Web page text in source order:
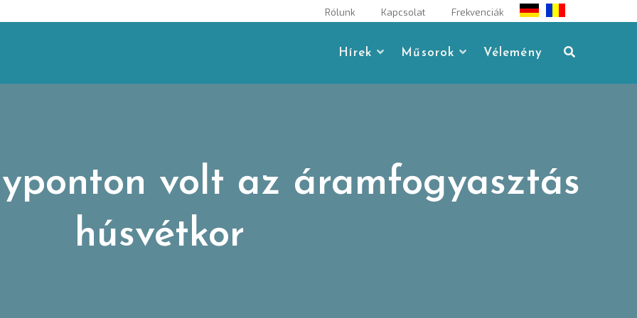
Rólunk Kapcsolat Frekvenciák
Hírek Műsorok Vélemény
volt az áramfogyasztás
húsvétkor